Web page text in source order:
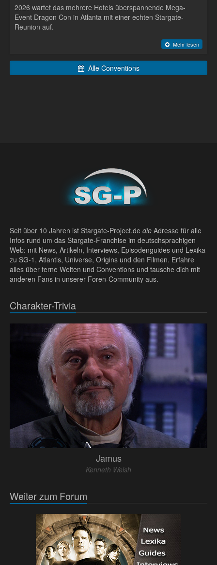
2026 wartet das mehrere Hotels überspannende Mega-
Event Dragon Con in Atlanta mit einer echten Stargate-
Reunion auf.
Mehr lesen
Alle Conventions
Seit über 10 Jahren ist Stargate-Project.de die Adresse für alle
Infos rund um das Stargate-Franchise im deutschsprachigen
Web: mit News, Artikeln, Interviews, Episodenguides und Lexika
zu SG-1, Atlantis, Universe, Origins und den Filmen. Erfahre
alles über ferne Welten und Conventions und tausche dich mit
anderen Fans in unserer Foren-Community aus.
Charakter-Trivia
Jamus
Kenneth Welsh
Weiter zum Forum